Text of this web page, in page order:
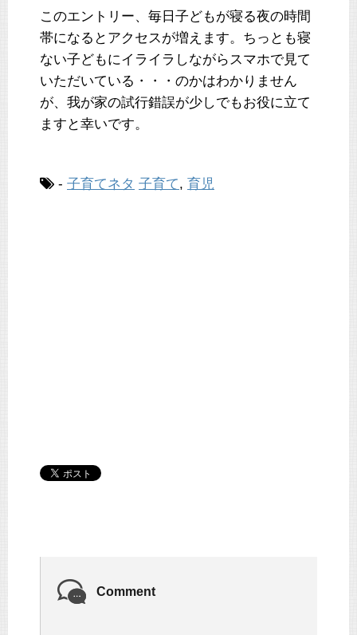
このエントリー、毎日子どもが寝る夜の時間
帯になるとアクセスが増えます。ちっとも寝
ない子どもにイライラしながらスマホで見て
いただいている・・・のかはわかりません
が、我が家の試行錯誤が少しでもお役に立て
ますと幸いです。
- 子育てネタ 子育て, 育児
Comment